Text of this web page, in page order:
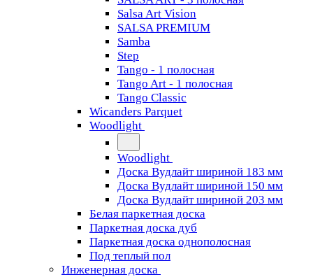
Salsa Art Vision
SALSA PREMIUM
Samba
Step
Tango - 1 полосная
Tango Art - 1 полосная
Tango Classiс
Wicanders Parquet
Woodlight
Woodlight
Доска Вудлайт шириной 183 мм
Доска Вудлайт шириной 150 мм
Доска Вудлайт шириной 203 мм
Белая паркетная доска
Паркетная доска дуб
Паркетная доска однополосная
Под теплый пол
Инженерная доска